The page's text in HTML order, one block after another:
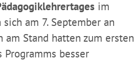
im
am 7. September an
Stand hatten zum ersten
besser